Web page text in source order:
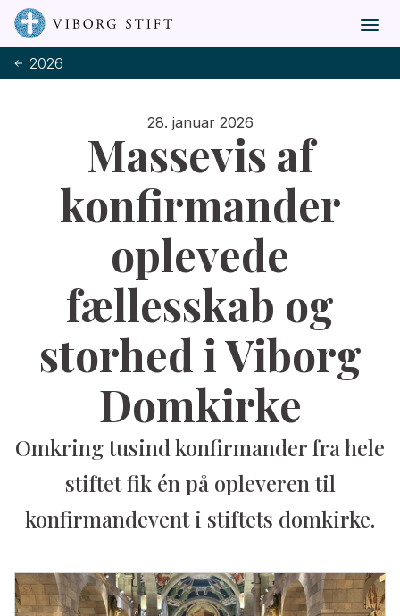
2026
28. januar 2026
Massevis af
konfirmander
oplevede
fællesskab og
storhed i Viborg
Domkirke
Omkring tusind konfirmander fra hele
stiftet fik én på opleveren til
konfirmandevent i stiftets domkirke.